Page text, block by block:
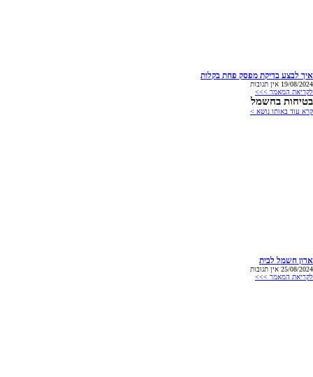
איך לבצע בדיקת מפסק פחת בקלות
19/08/2024 אין תגובות
לקריאת המאמר >>>
בטיחות בחשמל
קרא עוד באותו נושא >
ארון חשמל לבית
25/08/2024 אין תגובות
לקריאת המאמר >>>